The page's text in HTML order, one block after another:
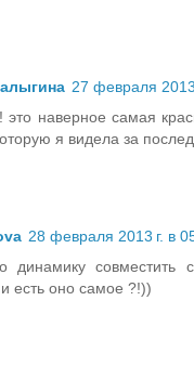
27 февраля 2013
наверное самая
я видела за
28 февраля 2013 г. в
динамику совместить
есть оно самое ?!))